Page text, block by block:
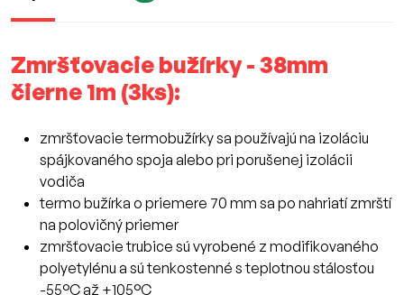
Zmršťovacie bužírky - 38mm
čierne 1m (3ks):
zmršťovacie termobužírky sa používajú na izoláciu
spájkovaného spoja alebo pri porušenej izolácii
vodiča
termo bužírka o priemere 70 mm sa po nahriatí zmrští
na polovičný priemer
zmršťovacie trubice sú vyrobené z modifikovaného
polyetylénu a sú tenkostenné s teplotnou stálosťou
-55°C až +105°C